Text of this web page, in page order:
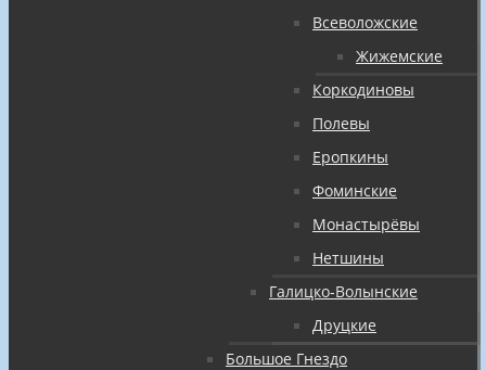
Всеволожские
Жижемские
Коркодиновы
Полевы
Еропкины
Фоминские
Монастырёвы
Нетшины
Галицко-Волынские
Друцкие
Большое Гнездо